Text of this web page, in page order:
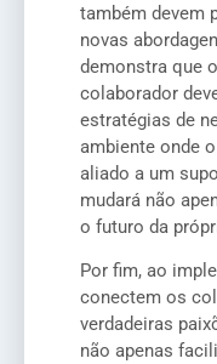
também devem
novas
demonstra que
colaborador
estratégias de
ambiente onde
aliado a um
mudará não
o futuro da
Por fim, ao
conectem os
verdadeiras
não apenas